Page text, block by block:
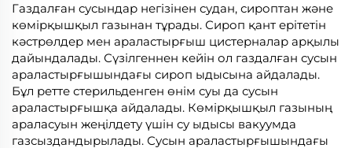
Газдалған сусындар негізінен судан, сироптан және
көмірқышқыл газынан тұрады. Сироп қант ерітетін
кәстрөлдер мен араластырғыш цистерналар арқылы
дайындалады. Сүзілгеннен кейін ол газдалған сусын
араластырғышындағы сироп ыдысына айдалады.
Бұл ретте стерильденген өнім суы да сусын
араластырғышқа айдалады. Көмірқышқыл газының
араласуын жеңілдету үшін су ыдысы вакуумда
газсыздандырылады. Сусын араластырғышындағы